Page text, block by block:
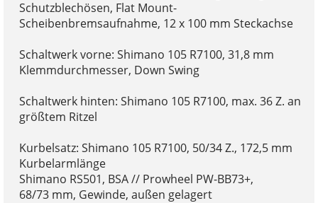
Schutzblechösen, Flat Mount-
Scheibenbremsaufnahme, 12 x 100 mm Steckachse
Schaltwerk vorne: Shimano 105 R7100, 31,8 mm
Klemmdurchmesser, Down Swing
Schaltwerk hinten: Shimano 105 R7100, max. 36 Z. an
größtem Ritzel
Kurbelsatz: Shimano 105 R7100, 50/34 Z., 172,5 mm
Kurbelarmlänge
Shimano RS501, BSA // Prowheel PW-BB73+,
68/73 mm, Gewinde, außen gelagert